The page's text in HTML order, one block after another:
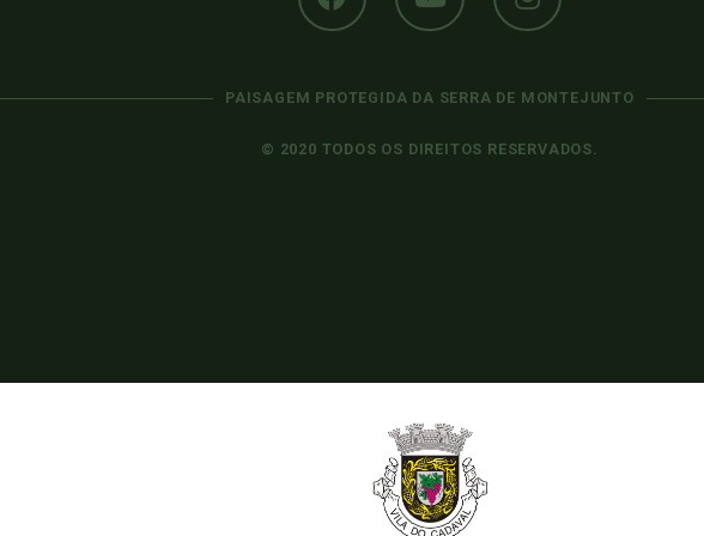
PAISAGEM PROTEGIDA DA SERRA DE MONTEJUNTO
© 2020 TODOS OS DIREITOS RESERVADOS.